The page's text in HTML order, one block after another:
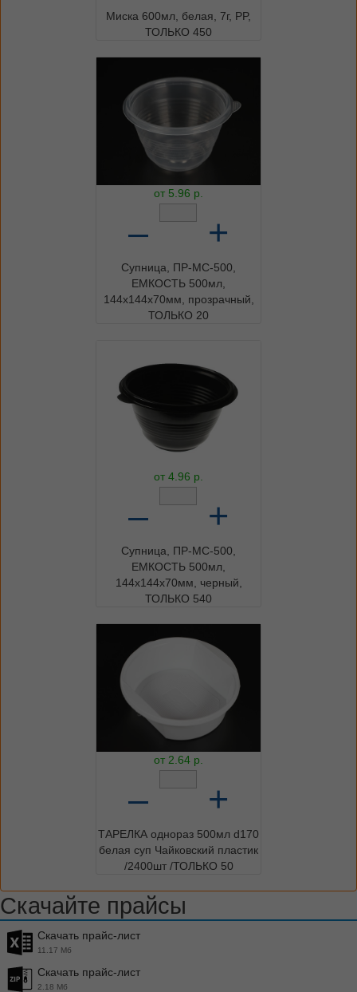
Миска 600мл, белая, 7г, PP,
ТОЛЬКО 450
от 5.96 р.
– +
Супница, ПР-МС-500,
ЕМКОСТЬ 500мл,
144x144x70мм, прозрачный,
ТОЛЬКО 20
от 4.96 р.
– +
Супница, ПР-МС-500,
ЕМКОСТЬ 500мл,
144x144x70мм, черный,
ТОЛЬКО 540
от 2.64 р.
– +
ТАРЕЛКА однораз 500мл d170
белая суп Чайковский пластик
/2400шт /ТОЛЬКО 50
Скачайте прайсы
Скачать прайс-лист
11.17 Мб
Скачать прайс-лист
2.18 Мб